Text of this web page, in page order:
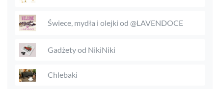
Świece, mydła i olejki od @LAVENDOCE
Gadżety od NikiNiki
Chlebaki